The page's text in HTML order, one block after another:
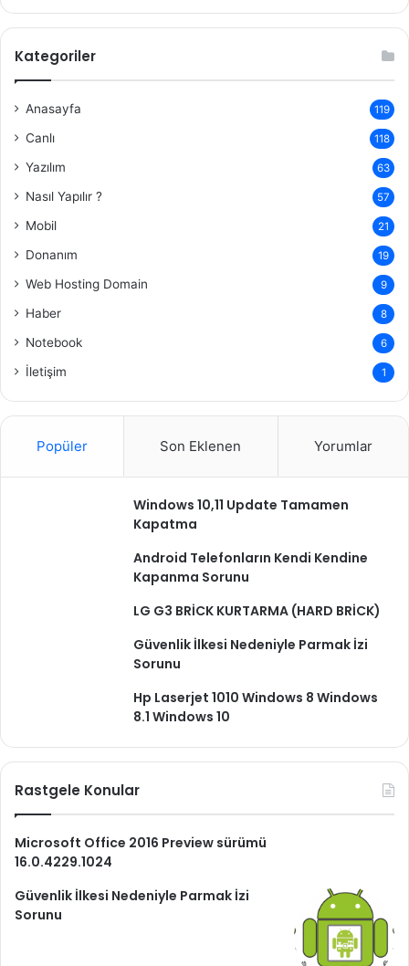
Kategoriler
Anasayfa 119
Canlı 118
Yazılım 63
Nasıl Yapılır ? 57
Mobil 21
Donanım 19
Web Hosting Domain 9
Haber 8
Notebook 6
İletişim 1
Popüler Son Eklenen Yorumlar
Windows 10,11 Update Tamamen
Kapatma
Android Telefonların Kendi Kendine
Kapanma Sorunu
LG G3 BRİCK KURTARMA (HARD BRİCK)
Güvenlik İlkesi Nedeniyle Parmak İzi
Sorunu
Hp Laserjet 1010 Windows 8 Windows
8.1 Windows 10
Rastgele Konular
Microsoft Office 2016 Preview sürümü
16.0.4229.1024
Güvenlik İlkesi Nedeniyle Parmak İzi
Sorunu